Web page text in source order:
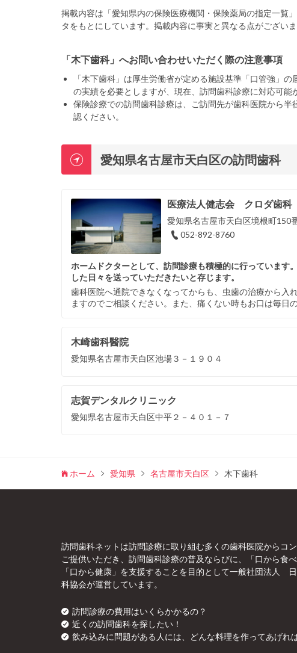
掲載内容は「愛知県内の保険医療機関・保険薬局の指定一覧
タをもとにしています。掲載内容に事実と異なる点がございま
「木下歯科」へお問い合わせいただく際の注意事項
「木下歯科」は厚生労働省が定める施設基準「口管強」
の実績を必要としますが、現在、訪問歯科診療に対応可能
保険診療での訪問歯科診療は、ご訪問先が歯科医院から
認ください。
愛知県名古屋市天白区の訪問歯科
医療法人健志会 クロダ歯科
愛知県名古屋市天白区境根町150
052-892-8760
ホームドクターとして、訪問診療も積極的に行っています
した日々を送っていただきたいと存じます。
歯科医院へ通院できなくなってからも、虫歯の治療から入
ますのでご相談ください。また、痛くない時もお口は毎
木崎歯科醫院
愛知県名古屋市天白区池場３－１９０４
志賀デンタルクリニック
愛知県名古屋市天白区中平２－４０１－７
ホーム 愛知県 名古屋市天白区 木下歯科
訪問歯科ネットは訪問診療に取り組む多くの歯科医院からコ
ご提供いただき、訪問歯科診療の普及ならびに、「口から食べ
「口から健康」を支援することを目的として一般社団法人
科協会が運営しています。
訪問診療の費用はいくらかかるの？
近くの訪問歯科を探したい！
飲み込みに問題がある人には、どんな料理を作ってあげれ